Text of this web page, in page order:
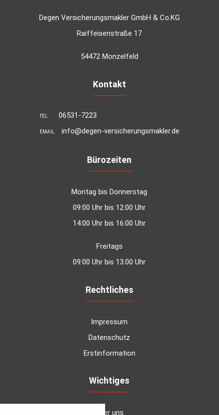
Degen Versicherungsmakler GmbH & Co.KG
Raiffeisenstraße 17
54472 Monzelfeld
Kontakt
TEL 06531-7223
EMAIL info@degen-versicherungsmakler.de
Bürozeiten
Montag bis Donnerstag
09:00 Uhr bis 12:00 Uhr
14:00 Uhr bis 16:00 Uhr
Freitags
09:00 Uhr bis 13:00 Uhr
Rechtliches
Impressum
Datenschutz
Erstinformation
Wichtiges
Über uns
Degen Versicherungsmakler GmbH & Co.KG